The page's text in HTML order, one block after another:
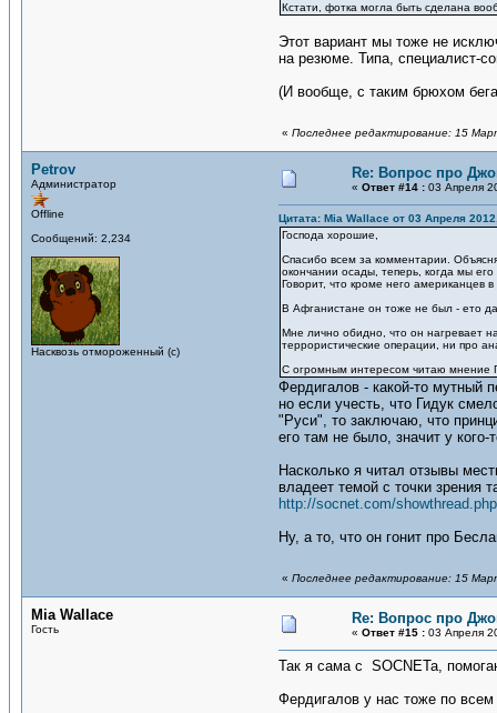
Кстати, фотка могла быть сделана
Этот вариант мы тоже не
на резюме. Типа, специалист-
(И вообще, с таким брюхом
« Последнее редактирование: 15
Petrov
Администратор
Offline
Сообщений: 2,234
Насквозь отмороженный (с)
Re: Вопрос про
« Ответ #14 : 03 Апреля
Цитата: Mia Wallace от 03 Апреля
Господа хорошие,
Спасибо всем за комментарии.
окончании осады, теперь, когда мы
Говорит, что кроме него американцев
В Афганистане он тоже не был - ето
Мне лично обидно, что он нагревает
террористические операции, ни про
С огромным интересом читаю мнение
Фердигалов - какой-то мутный
но если учесть, что Гидук
"Руси", то заключаю, что
его там не было, значит у
Насколько я читал отзывы
владеет темой с точки зрения
http://socnet.com/
Ну, а то, что он гонит про
« Последнее редактирование: 15
Mia Wallace
Гость
Re: Вопрос про
« Ответ #15 : 03 Апреля
Так я сама с SOCNETa,
Фердигалов у нас тоже по всем